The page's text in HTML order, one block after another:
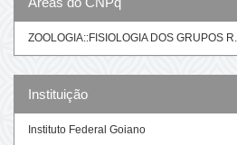
ZOOLOGIA::FISIOLOGIA DOS GRUPOS R...
Instituição
Instituto Federal Goiano